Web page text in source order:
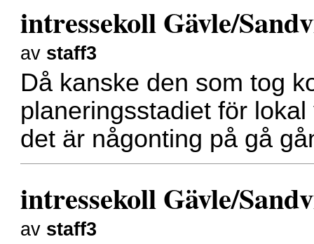
intressekoll Gävle/
av staff3
Då kanske den som tog
planeringsstadiet för
det är någonting på gå
intressekoll Gävle/
av staff3